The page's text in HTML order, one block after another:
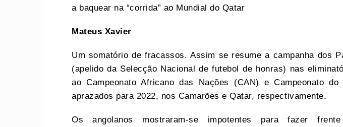
a baquear na “corrida” ao Mundial do Qatar
Mateus Xavier
Um somatório de fracassos. Assim se resume a campanha dos
(apelido da Selecção Nacional de futebol de honras) nas
ao Campeonato Africano das Nações (CAN) e Campeonato do
aprazados para 2022, nos Camarões e Qatar, respectivamente.
Os angolanos mostraram-se impotentes para fazer